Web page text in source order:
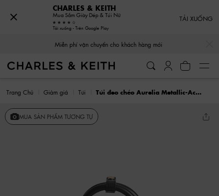
Miễn phí vận chuyển cho khách hàng mới
Trang Chủ Giảm giá Túi Túi đeo chéo Aurelia Metallic-Accent Elongated
MUA SẢN PHẨM TƯƠNG TỰ
CHARLES & KEITH
Mua Sắm Giày Dép & Túi Nữ
Tải xuống - Trên Google Play
TẢI XUỐNG